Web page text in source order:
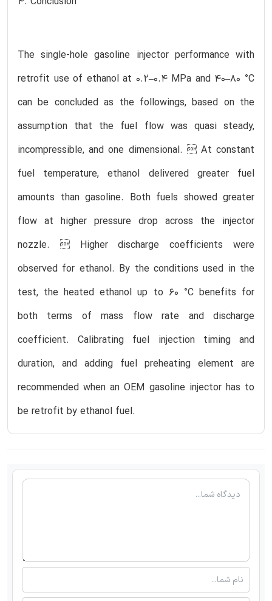
The single-hole gasoline injector performance with
retrofit use of ethanol at 0.2–0.4 MPa and 40–80 °C
can be concluded as the followings, based on the
assumption that the fuel flow was quasi steady,
incompressible, and one dimensional.  At constant
fuel temperature, ethanol delivered greater fuel
amounts than gasoline. Both fuels showed greater
flow at higher pressure drop across the injector
nozzle.  Higher discharge coefficients were
observed for ethanol. By the conditions used in the
test, the heated ethanol up to 60 °C benefits for
both terms of mass flow rate and discharge
coefficient. Calibrating fuel injection timing and
duration, and adding fuel preheating element are
recommended when an OEM gasoline injector has to
be retrofit by ethanol fuel.